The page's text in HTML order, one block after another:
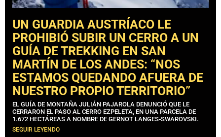
UN GUARDIA AUSTRÍACO LE
PROHIBIÓ SUBIR UN CERRO A UN
GUÍA DE TREKKING EN SAN
MARTÍN DE LOS ANDES: “NOS
ESTAMOS QUEDANDO AFUERA DE
NUESTRO PROPIO TERRITORIO”
EL GUÍA DE MONTAÑA JULIÁN PAJAROLA DENUNCIÓ QUE LE
CERRARON EL PASO AL CERRO EZPELETA, EN UNA PARCELA DE
1.672 HECTÁREAS A NOMBRE DE GERNOT LANGES-SWAROVSKI.
SEGUIR LEYENDO